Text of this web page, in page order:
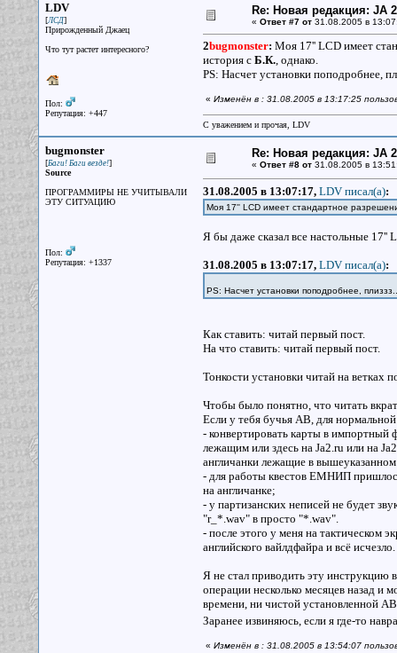
LDV
[ЛСД]
Прирожденный Джаец
Что тут растет интересного?
Пол:
Репутация: +447
Re: Новая редакция: JA
« Ответ #7 от31.08.2005 в
2bugmonster: Моя 17'' LCD имеет
история с Б.К., однако.
PS: Насчет установки поподробнее,
« Изменён в : 31.08.2005 в 13:17:25
С уважением и прочая, LDV
bugmonster
[Баги! Баги везде!]
Source
ПРОГРАММИРЫ НЕ УЧИТЫВАЛИ
ЭТУ СИТУАЦИЮ
Пол:
Репутация: +1337
Re: Новая редакция: JA
« Ответ #8 от31.08.2005 в
31.08.2005 в 13:07:17, LDV писал(a):
Моя 17'' LCD имеет стандартное
Я бы даже сказал все настольные 17''
31.08.2005 в 13:07:17, LDV писал(a):
PS: Насчет установки поподробнее,
Как ставить: читай первый пост.
На что ставить: читай первый пост.
Тонкости установки читай на ветках
Чтобы было понятно, что читать
Если у тебя бучья АВ, для
- конвертировать карты в импортный
лежащим или здесь на Ja2.ru или на
англичанки лежащие в
- для работы квестов ЕМНИП
на англичанке;
- у партизанских неписей не будет
"r_*.wav" в просто "*.wav".
- после этого у меня на тактическом
английского вайлдфайра и всё исчезло.
Я не стал приводить эту инструкцию
операции несколько месяцев назад и
времени, ни чистой установленной
Заранее извиняюсь, если я где-то
« Изменён в : 31.08.2005 в 13:54:07